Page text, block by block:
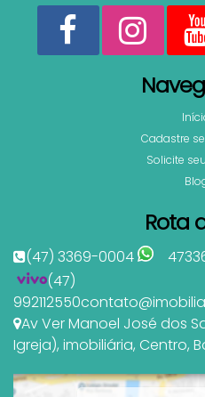
Cadastre
Solicite
Rota
(47) 3369-0004
(47)
992112550
Av Ver Manoel José dos
Igreja), imobiliária, Centro,